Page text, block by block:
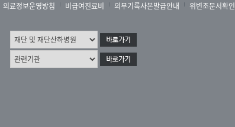
의료정보운영방침 비급여진료비 의무기록사본발급안내 위변조문서확인